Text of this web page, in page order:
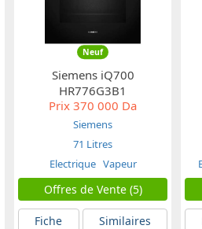
Neuf
Siemens iQ700
HR776G3B1
Prix 370 000 Da
Siemens
71 Litres
Electrique Vapeur
Offres de Vente (5)
Fiche
Similaires